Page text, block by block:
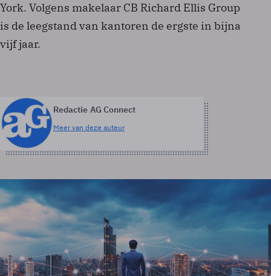
York. Volgens makelaar CB Richard Ellis Group
is de leegstand van kantoren de ergste in bijna
vijf jaar.
Redactie AG Connect
Meer van deze auteur